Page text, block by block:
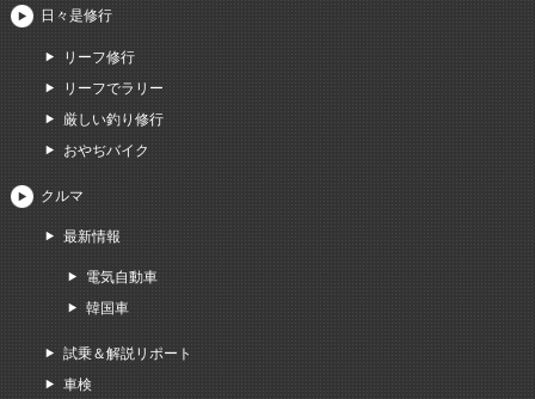
日々是修行
リーフ修行
リーフでラリー
厳しい釣り修行
おやぢバイク
クルマ
最新情報
電気自動車
韓国車
試乗＆解説リポート
車検